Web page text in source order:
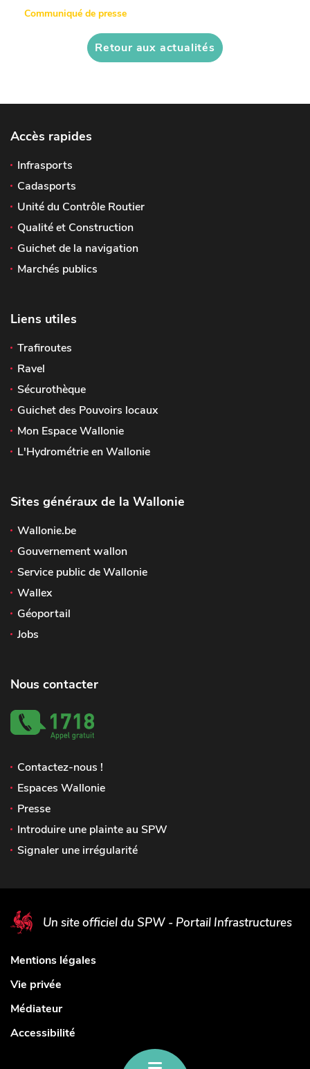
Communiqué de presse
Retour aux actualités
Accès rapides
Infrasports
Cadasports
Unité du Contrôle Routier
Qualité et Construction
Guichet de la navigation
Marchés publics
Liens utiles
Trafiroutes
Ravel
Sécurothèque
Guichet des Pouvoirs locaux
Mon Espace Wallonie
L'Hydrométrie en Wallonie
Sites généraux de la Wallonie
Wallonie.be
Gouvernement wallon
Service public de Wallonie
Wallex
Géoportail
Jobs
Nous contacter
Contactez-nous !
Espaces Wallonie
Presse
Introduire une plainte au SPW
Signaler une irrégularité
Un site officiel du SPW - Portail Infrastructures
Mentions légales
Vie privée
Médiateur
Accessibilité